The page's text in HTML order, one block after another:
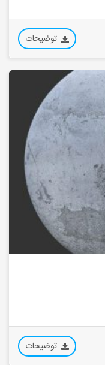
توضیحات
توضیحات